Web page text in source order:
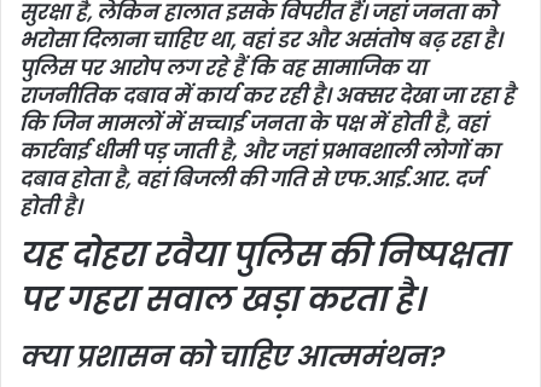
सुरक्षा है, लेकिन हालात इसके विपरीत हैं। जहां जनता को
भरोसा दिलाना चाहिए था, वहां डर और असंतोष बढ़ रहा है।
पुलिस पर आरोप लग रहे हैं कि वह सामाजिक या
राजनीतिक दबाव में कार्य कर रही है। अक्सर देखा जा रहा है
कि जिन मामलों में सच्चाई जनता के पक्ष में होती है, वहां
कार्रवाई धीमी पड़ जाती है, और जहां प्रभावशाली लोगों का
दबाव होता है, वहां बिजली की गति से एफ.आई.आर. दर्ज
होती है।
यह दोहरा रवैया पुलिस की निष्पक्षता
पर गहरा सवाल खड़ा करता है।
क्या प्रशासन को चाहिए आत्ममंथन?